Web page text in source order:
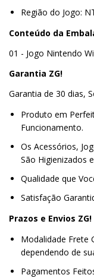
Região do Jogo:
Conteúdo da
01 - Jogo Nintendo
Garantia ZG!
Garantia de 30 dias,
Produto em
Funcionamento.
Os Acessórios,
São Higienizados
Qualidade que
Satisfação
Prazos e Envios ZG!
Modalidade Frete
dependendo de
Pagamentos